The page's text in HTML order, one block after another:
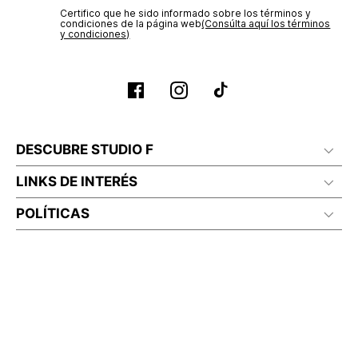
No planchar con vapor
Certifico que he sido informado sobre los términos y
condiciones de la página web‎(Consúlta aquí los términos
y condiciones)
DESCUBRE STUDIO F
LINKS DE INTERÉS
POLÍTICAS